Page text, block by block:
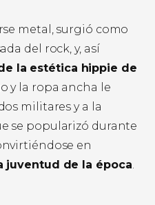
metal, surgió como
del rock, y, así
la estética hippie de
y la ropa ancha le
militares y a la
se popularizó durante
en
juventud de la época.